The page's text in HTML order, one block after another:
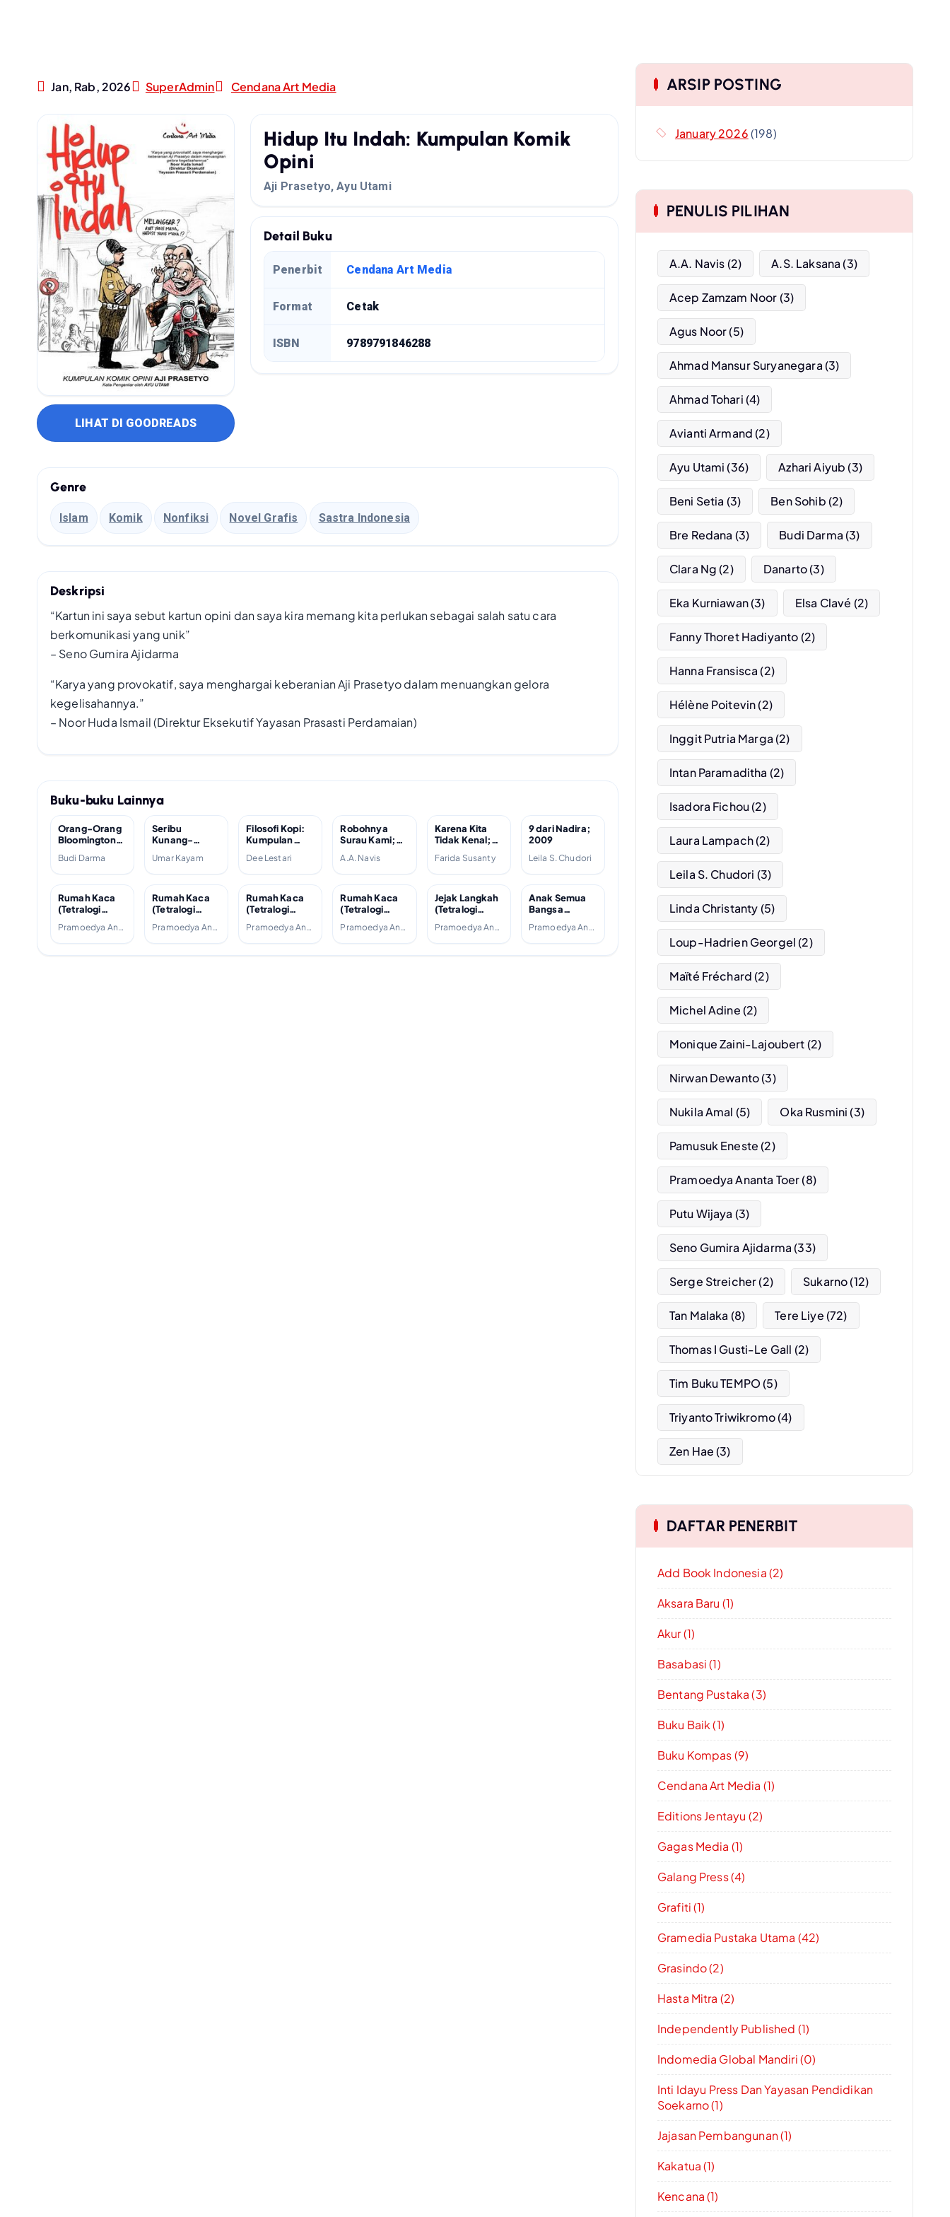
Jan, Rab, 2026 SuperAdmin Cendana Art Media
LIHAT DI GOODREADS
Hidup Itu Indah: Kumpulan Komik
Opini
Aji Prasetyo,Ayu Utami
Detail Buku
Penerbit Cendana Art Media
Format Cetak
ISBN 9789791846288
Genre
Islam Komik Nonfiksi Novel Grafis Sastra Indonesia
Deskripsi
“Kartun ini saya sebut kartun opini dan saya kira memang kita perlukan sebagai salah satu cara
berkomunikasi yang unik”
– Seno Gumira Ajidarma
“Karya yang provokatif, saya menghargai keberanian Aji Prasetyo dalam menuangkan gelora
kegelisahannya.”
– Noor Huda Ismail (Direktur Eksekutif Yayasan Prasasti Perdamaian)
Buku-buku Lainnya
Orang-Orang
Bloomington;
Budi Darma
Seribu
Kunang-
Manhattan;
2007
Umar Kayam
Filosofi Kopi:
Kumpulan
Prosa Satu
Dekade; 2012
Dee Lestari
Robohnya
Surau Kami;
A.A. Navis
Karena Kita
Tidak Kenal;
Farida Susanty
9 dari Nadira;
2009
Leila S. Chudori
Rumah Kaca
(Tetralogi
1988
Pramoedya Ananta Toer
Rumah Kaca
(Tetralogi
1988
Pramoedya Ananta Toer
Rumah Kaca
(Tetralogi
2001
Pramoedya Ananta Toer
Rumah Kaca
(Tetralogi
1988
Pramoedya Ananta Toer
Jejak Langkah
(Tetralogi
2007
Pramoedya Ananta Toer
Anak Semua
Bangsa
Buru, #2);
1981
Pramoedya Ananta Toer
ARSIP POSTING
January 2026(198)
PENULIS PILIHAN
A.A. Navis(2) A.S. Laksana(3)
Acep Zamzam Noor(3)
Agus Noor(5)
Ahmad Mansur Suryanegara(3)
Ahmad Tohari(4)
Avianti Armand(2)
Ayu Utami(36) Azhari Aiyub(3)
Beni Setia (3) Ben Sohib(2)
Bre Redana (3) Budi Darma(3)
Clara Ng(2) Danarto(3)
Eka Kurniawan(3) Elsa Clavé (2)
Fanny Thoret Hadiyanto(2)
Hanna Fransisca(2)
Hélène Poitevin(2)
Inggit Putria Marga(2)
Intan Paramaditha (2)
Isadora Fichou(2)
Laura Lampach(2)
Leila S. Chudori (3)
Linda Christanty(5)
Loup-Hadrien Georgel(2)
Maïté Fréchard(2)
Michel Adine(2)
Monique Zaini-Lajoubert(2)
Nirwan Dewanto(3)
Nukila Amal (5) Oka Rusmini(3)
Pamusuk Eneste(2)
Pramoedya Ananta Toer(8)
Putu Wijaya (3)
Seno Gumira Ajidarma(33)
Serge Streicher(2) Sukarno(12)
Tan Malaka (8) Tere Liye(72)
Thomas I Gusti-Le Gall (2)
Tim Buku TEMPO(5)
Triyanto Triwikromo(4)
Zen Hae(3)
DAFTAR PENERBIT
Add Book Indonesia (2)
Aksara Baru (1)
Akur (1)
Basabasi (1)
Bentang Pustaka (3)
Buku Baik (1)
Buku Kompas (9)
Cendana Art Media (1)
Editions Jentayu (2)
Gagas Media (1)
Galang Press (4)
Grafiti (1)
Gramedia Pustaka Utama (42)
Grasindo (2)
Hasta Mitra (2)
Independently Published (1)
Indomedia Global Mandiri (0)
Inti Idayu Press Dan Yayasan Pendidikan
Soekarno (1)
Jajasan Pembangunan (1)
Kakatua (1)
Kencana (1)